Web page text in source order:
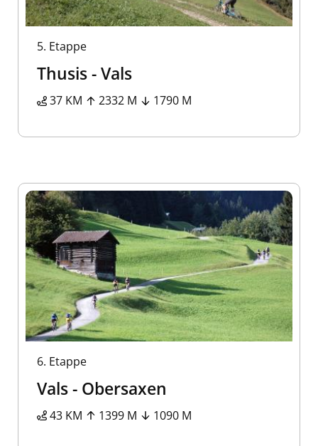
5. Etappe
Thusis - Vals
37 KM 2332 M 1790 M
6. Etappe
Vals - Obersaxen
43 KM 1399 M 1090 M